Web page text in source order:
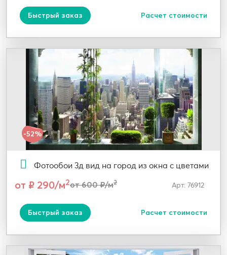
Быстрый заказ Расчет стоимости
-52%
Фотообои 3д вид на город из окна с цветами
от ₽ 290/м2от 600 ₽/м2 Арт: 76912
Быстрый заказ Расчет стоимости